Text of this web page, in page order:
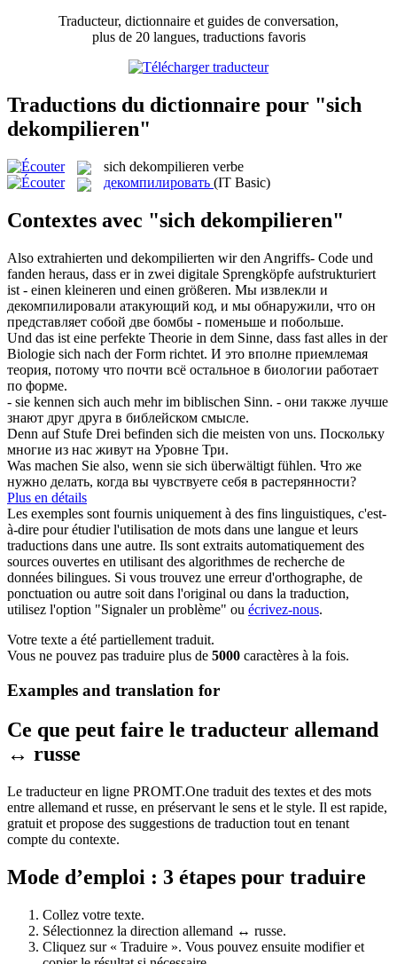
Traducteur, dictionnaire et guides de conversation,
plus de 20 langues, traductions favoris
Traductions du dictionnaire pour "sich
dekompilieren"
sich dekompilieren verbe
декомпилировать (IT Basic)
Contextes avec "sich dekompilieren"
Also extrahierten und dekompilierten wir den Angriffs- Code und
fanden heraus, dass er in zwei digitale Sprengköpfe aufstrukturiert
ist - einen kleineren und einen größeren. Мы извлекли и
декомпилировали атакующий код, и мы обнаружили, что он
представляет собой две бомбы - поменьше и побольше.
Und das ist eine perfekte Theorie in dem Sinne, dass fast alles in der
Biologie sich nach der Form richtet. И это вполне приемлемая
теория, потому что почти всё остальное в биологии работает
по форме.
- sie kennen sich auch mehr im biblischen Sinn. - они также лучше
знают друг друга в библейском смысле.
Denn auf Stufe Drei befinden sich die meisten von uns. Поскольку
многие из нас живут на Уровне Три.
Was machen Sie also, wenn sie sich überwältigt fühlen. Что же
нужно делать, когда вы чувствуете себя в растерянности?
Plus en détails
Les exemples sont fournis uniquement à des fins linguistiques, c'est-
à-dire pour étudier l'utilisation de mots dans une langue et leurs
traductions dans une autre. Ils sont extraits automatiquement des
sources ouvertes en utilisant des algorithmes de recherche de
données bilingues. Si vous trouvez une erreur d'orthographe, de
ponctuation ou autre soit dans l'original ou dans la traduction,
utilisez l'option "Signaler un problème" ou écrivez-nous.
Votre texte a été partiellement traduit.
Vous ne pouvez pas traduire plus de 5000 caractères à la fois.
Examples and translation for
Ce que peut faire le traducteur allemand
↔ russe
Le traducteur en ligne PROMT.One traduit des textes et des mots
entre allemand et russe, en préservant le sens et le style. Il est rapide,
gratuit et propose des suggestions de traduction tout en tenant
compte du contexte.
Mode d’emploi : 3 étapes pour traduire
Collez votre texte.
Sélectionnez la direction allemand ↔ russe.
Cliquez sur « Traduire ». Vous pouvez ensuite modifier et